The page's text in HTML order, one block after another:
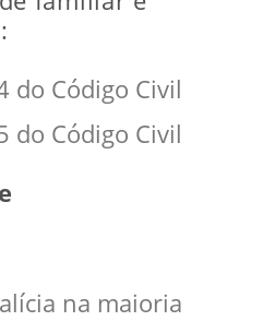
do Código Civil
do Código Civil
na maioria